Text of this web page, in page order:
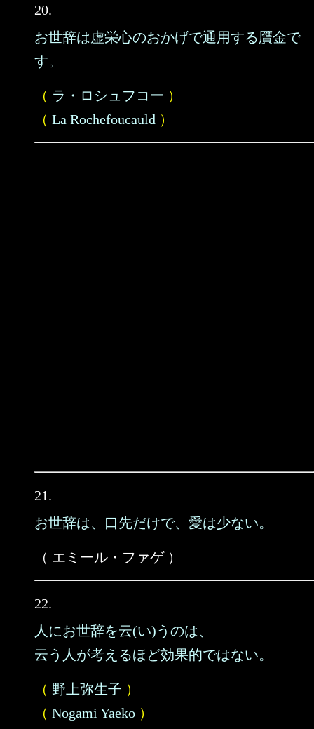
20.
お世辞は虚栄心のおかげで通用する贋金で
す。
（ ラ・ロシュフコー ）
（ La Rochefoucauld ）
21.
お世辞は、口先だけで、愛は少ない。
（ エミール・ファゲ ）
22.
人にお世辞を云(い)うのは、
云う人が考えるほど効果的ではない。
（ 野上弥生子 ）
（ Nogami Yaeko ）